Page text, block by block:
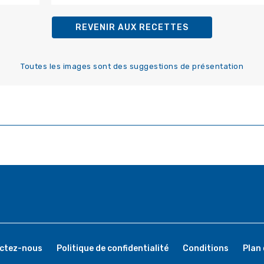
REVENIR AUX RECETTES
Toutes les images sont des suggestions de présentation
nous Politique de confidentialité Conditions Plan